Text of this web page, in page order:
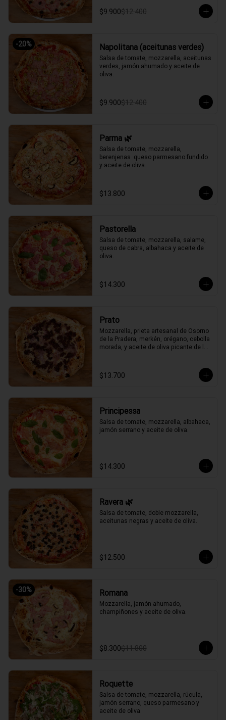
$9.900$12.400
-20% Napolitana (aceitunas verdes)
Salsa de tomate, mozzarella, aceitunas
verdes, jamón ahumado y aceite de
oliva.
$9.900$12.400
Parma 🌿
Salsa de tomate, mozzarella,
berenjenas  queso parmesano fundido
y aceite de oliva.
$13.800
Pastorella
Salsa de tomate, mozzarella, salame,
queso de cabra, albahaca y aceite de
oliva.
$14.300
Prato
Mozzarella, prieta artesanal de Osorno
de la Pradera, merkén, orégano, cebolla
morada, y aceite de oliva picante de la
$13.700
Principessa
Salsa de tomate, mozzarella, albahaca,
jamón serrano y aceite de oliva.
$14.300
Ravera 🌿
Salsa de tomate, doble mozzarella,
aceitunas negras y aceite de oliva.
$12.500
-30% Romana
Mozzarella, jamón ahumado,
champiñones y aceite de oliva.
$8.300$11.800
Roquette
Salsa de tomate, mozzarella, rúcula,
jamón serrano, queso parmesano y
aceite de oliva.